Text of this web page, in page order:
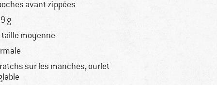
avant zippées
g
taille moyenne
sur les manches, ourlet